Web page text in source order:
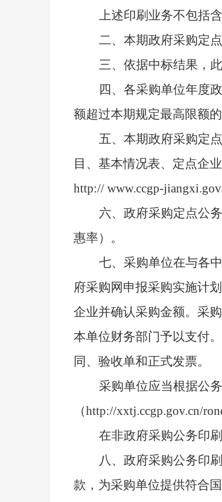
上述印刷业务不包括
二、本期政府采购定
三、依据中标结果，
四、各采购单位年度
额超过本期规定最高限额
五、本期政府采购定
目、基本情况表、定点企
http:// www.ccgp-
六、政府采购定点公
惠率）。
七、采购单位在与各
府采购网申报采购实施计
企业并确认采购金额。采
本单位财务部门予以支付
同、验收单和正式发票。
采购单位应当根据公
（http://xxtj.ccgp.gov.cn/
在非政府采购公务印
八、政府采购公务印
款，为采购单位提供符合